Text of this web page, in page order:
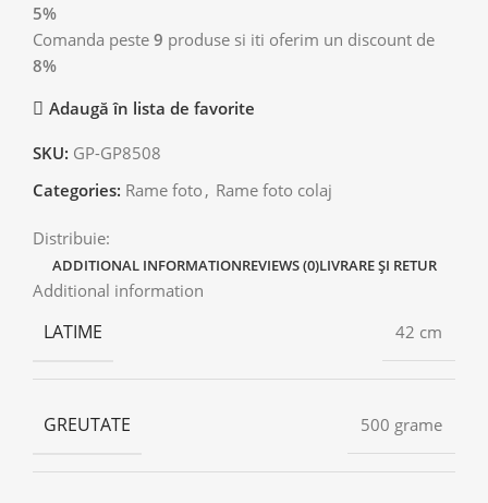
5%
Comanda peste 9 produse si iti oferim un discount de
8%
Adaugă în lista de favorite
SKU: GP-GP8508
Categories: Rame foto , Rame foto colaj
Distribuie:
ADDITIONAL INFORMATIONREVIEWS (0)LIVRARE ȘI RETUR
Additional information
LATIME 42 cm
GREUTATE 500 grame